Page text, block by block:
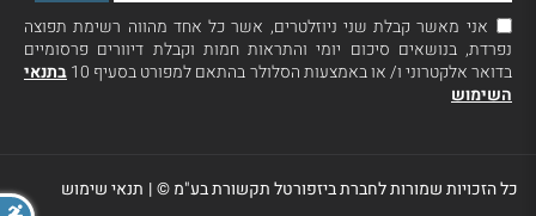
אני מאשר קבלת שני ניוזלטרים, אשר כל אחד מהווה רשימת תפוצה
נפרדת, בנושאים סיכום יומי והתראות חמות וקבלת דיוורים פרסומיים
בדואר אלקטרוני ו/ או באמצעות הסלולר בהתאם למפורט בסעיף 10
בתנאי
השימוש
כל הזכויות שמורות לחברת ביזפורטל תקשורת בע"מ ©| תנאי שימוש